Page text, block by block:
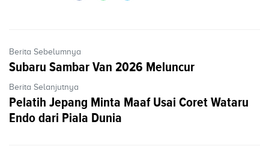
Berita Sebelumnya
Subaru Sambar Van 2026 Meluncur
Berita Selanjutnya
Pelatih Jepang Minta Maaf Usai Coret Wataru
Endo dari Piala Dunia